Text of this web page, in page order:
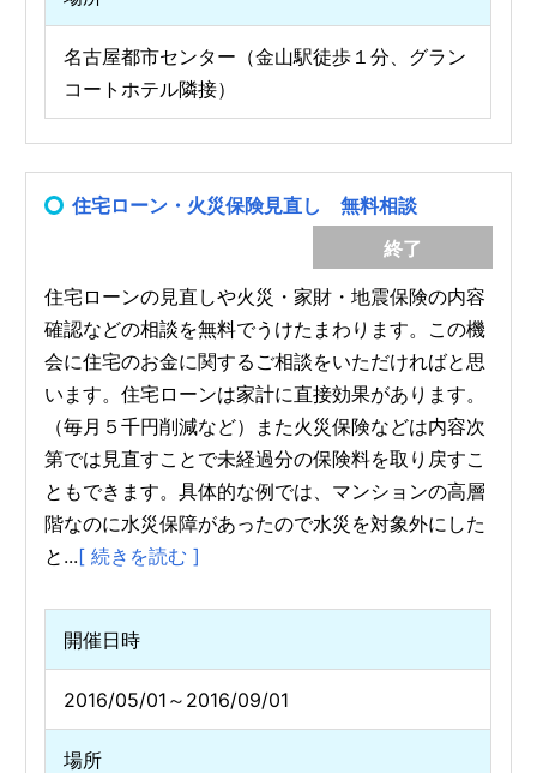
名古屋都市センター（金山駅徒歩１分、グラン
コートホテル隣接）
住宅ローン・火災保険見直し 無料相談
終了
住宅ローンの見直しや火災・家財・地震保険の内容
確認などの相談を無料でうけたまわります。この機
会に住宅のお金に関するご相談をいただければと思
います。住宅ローンは家計に直接効果があります。
（毎月５千円削減など）また火災保険などは内容次
第では見直すことで未経過分の保険料を取り戻すこ
ともできます。具体的な例では、マンションの高層
階なのに水災保障があったので水災を対象外にした
と...[ 続きを読む ]
開催日時
2016/05/01～2016/09/01
場所